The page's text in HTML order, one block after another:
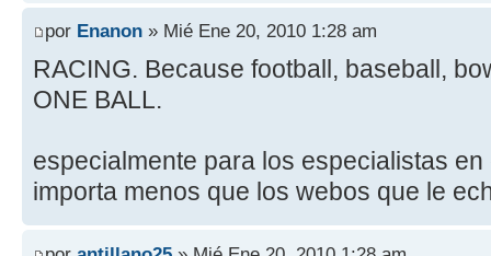
por Enanon » Mié Ene 20, 2010 1:28 am
RACING. Because football, baseball,
ONE BALL.
especialmente para los especialistas
importa menos que los webos que le